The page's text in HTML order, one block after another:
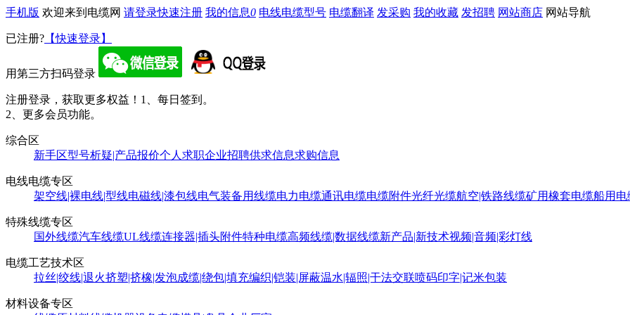
手机版 欢迎来到电缆网 请登录快速注册 我的信息0 电线电缆型号 电缆翻译 发采购 我的收藏 发招聘 网站商店 网站导航
已注册? 【快速登录】
用第三方扫码登录
注册登录，获取更多权益！ 1、每日签到。
2、更多会员功能。
综合区
新手区型号析疑|产品报价个人求职企业招聘供求信息求购信息
电线电缆专区
架空线|裸电线|型线电磁线|漆包线电气装备用线缆电力电缆通讯电缆电缆附件光纤光缆航空|铁路线缆矿用橡套电缆船用电
特殊线缆专区
国外线缆汽车线缆UL线缆连接器|插头附件特种电缆高频线缆|数据线缆新产品|新技术视频|音频|彩灯线
电缆工艺技术区
拉丝|绞线|退火挤塑|挤橡|发泡成缆|绕包|填充编织|铠装|屏蔽温水|辐照|干法交联喷码印字|记米包装
材料设备专区